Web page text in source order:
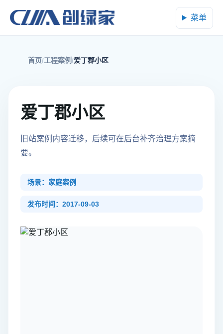
菜单
首页 工程案例 爱丁郡小区
爱丁郡小区
旧站案例内容迁移，后续可在后台补齐治理方案摘
要。
场景：家庭案例
发布时间：2017-09-03